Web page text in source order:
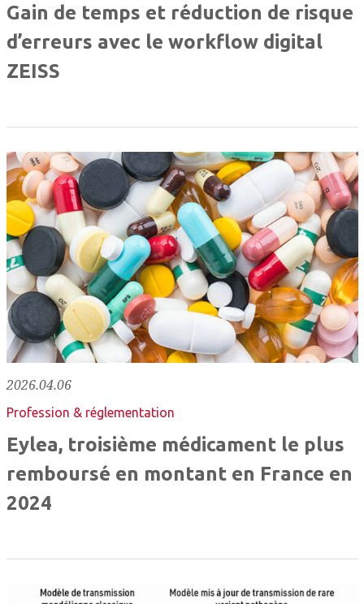
Gain de temps et réduction de risque
d’erreurs avec le workflow digital
ZEISS
2026.04.06
Profession & réglementation
Eylea, troisième médicament le plus
remboursé en montant en France en
2024